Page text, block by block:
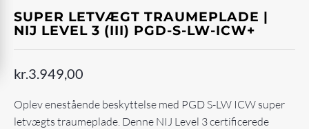
SUPER LETVÆGT TRAUMEPLADE |
NIJ LEVEL 3 (III) PGD-S-LW-ICW+
kr.3.949,00
Oplev enestående beskyttelse med PGD S-LW ICW super
letvægts traumeplade. Denne NIJ Level 3 certificerede